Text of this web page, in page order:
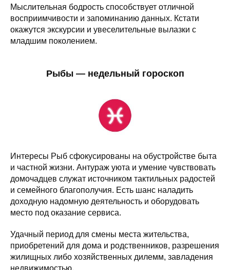
Мыслительная бодрость способствует отличной
восприимчивости и запоминанию данных. Кстати
окажутся экскурсии и увеселительные вылазки с
младшим поколением.
Рыбы — недельный гороскоп
Интересы Рыб сфокусированы на обустройстве быта
и частной жизни. Антураж уюта и умение чувствовать
домочадцев служат источником тактильных радостей
и семейного благополучия. Есть шанс наладить
доходную надомную деятельность и оборудовать
место под оказание сервиса.
Удачный период для смены места жительства,
приобретений для дома и родственников, разрешения
жилищных либо хозяйственных дилемм, завладения
недвижимостью.